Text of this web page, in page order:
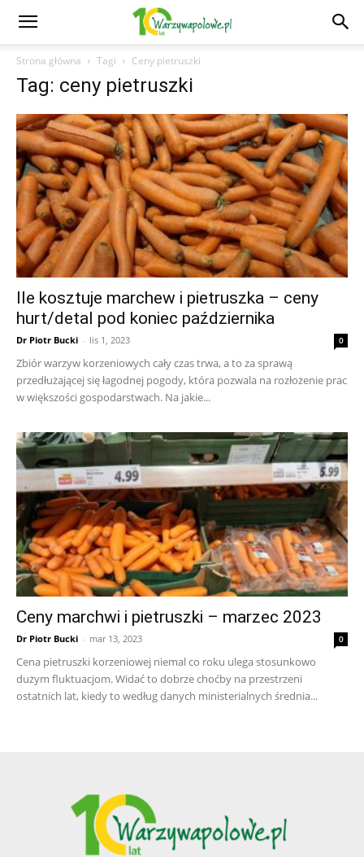
Strona główna Tagi Ceny pietruszki
Tag: ceny pietruszki
Ile kosztuje marchew i pietruszka – ceny
hurt/detal pod koniec października
Dr Piotr Bucki - lis 1, 2023 0
Zbiór warzyw korzeniowych cały czas trwa, a to za sprawą
przedłużającej się łagodnej pogody, która pozwala na rozłożenie prac
w większości gospodarstwach. Na jakie...
Ceny marchwi i pietruszki – marzec 2023
Dr Piotr Bucki - mar 13, 2023 0
Cena pietruszki korzeniowej niemal co roku ulega stosunkowo
dużym fluktuacjom. Widać to dobrze choćby na przestrzeni
ostatnich lat, kiedy to według danych ministerialnych średnia...